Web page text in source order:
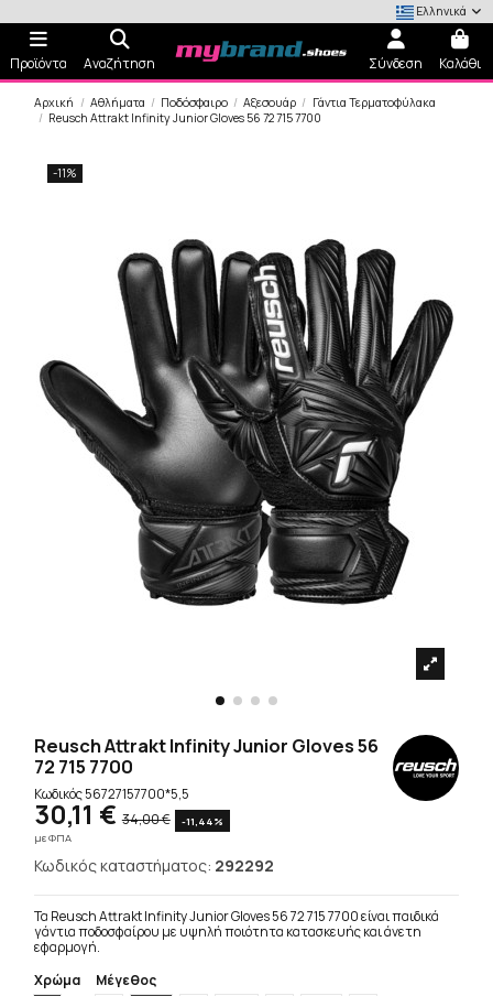
Ελληνικά
Προϊόντα Αναζήτηση Σύνδεση Καλάθι
Αρχική Αθλήματα Ποδόσφαιρο Αξεσουάρ
Γάντια Τερματοφύλακα
Reusch Attrakt Infinity Junior Gloves 56 72 715 7700
-11%
Reusch Attrakt Infinity Junior Gloves 56
72 715 7700
Κωδικός56727157700*5,5
30,11 € 34,00 €
-11,44%
με ΦΠΑ
Κωδικός καταστήματος: 292292
Τα Reusch Attrakt Infinity Junior Gloves 56 72 715 7700 είναι παιδικά
γάντια ποδοσφαίρου με υψηλή ποιότητα κατασκευής και άνετη
εφαρμογή.
Χρώμα
Μέγεθος